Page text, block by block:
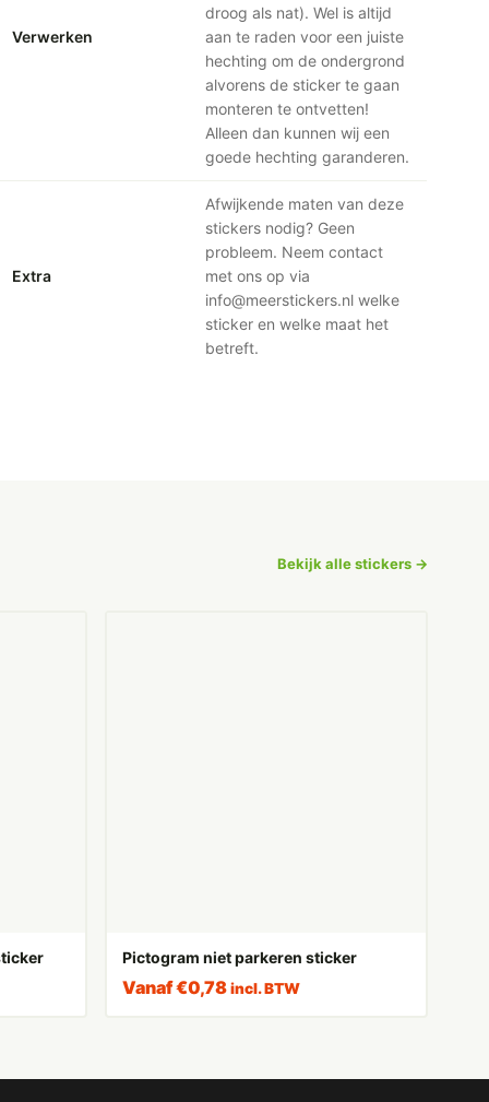
Verwerken
droog als nat). Wel is altijd
aan te raden voor een juiste
hechting om de ondergrond
alvorens de sticker te gaan
monteren te ontvetten!
Alleen dan kunnen wij een
goede hechting garanderen.
Extra
Afwijkende maten van deze
stickers nodig? Geen
probleem. Neem contact
met ons op via
info@meerstickers.nl welke
sticker en welke maat het
betreft.
Bekijk alle stickers →
Pictogram niet parkeren sticker
Vanaf€0,78 incl. BTW